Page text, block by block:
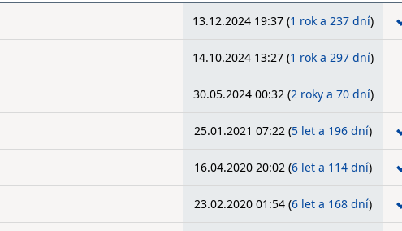
13.12.2024 19:37 (1 rok a 237 dní)
14.10.2024 13:27 (1 rok a 297 dní)
30.05.2024 00:32 (2 roky a 70 dní)
25.01.2021 07:22 (5 let a 196 dní)
16.04.2020 20:02 (6 let a 114 dní)
23.02.2020 01:54 (6 let a 168 dní)